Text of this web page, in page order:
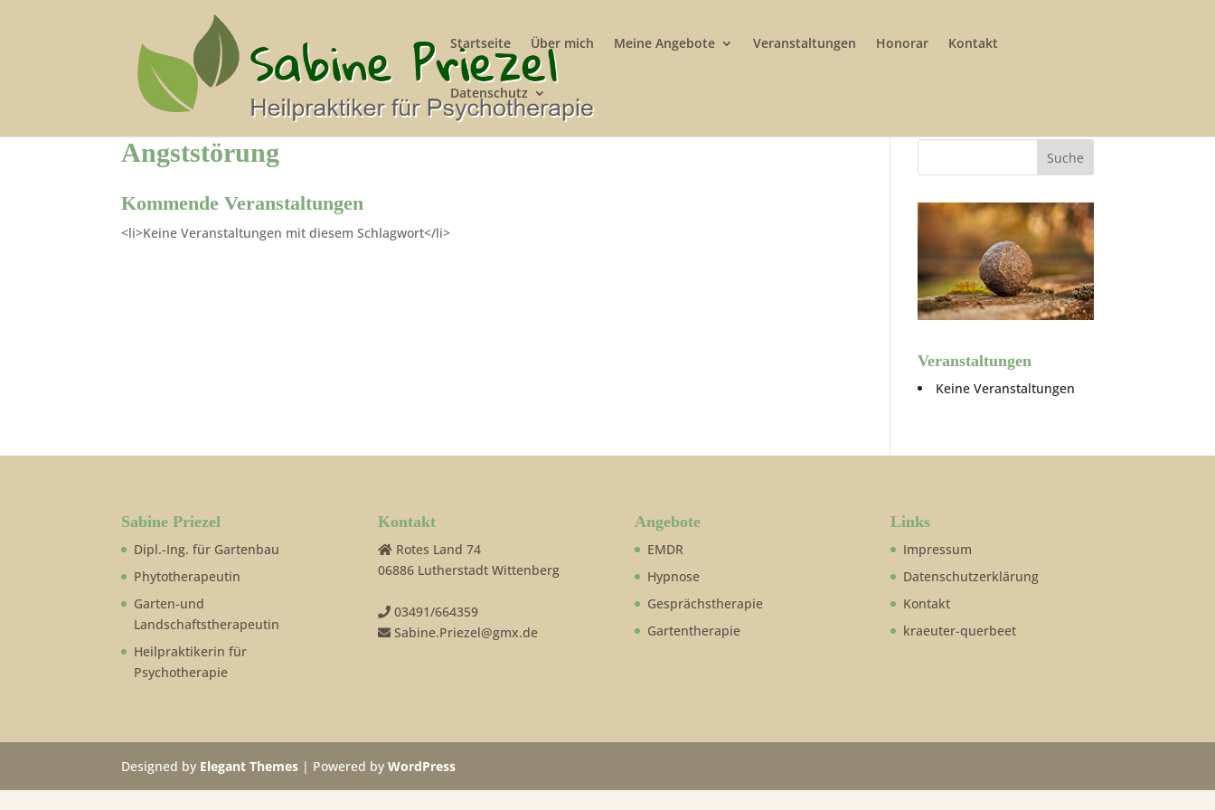
Startseite Über mich Meine Angebote Veranstaltungen Honorar Kontakt
Datenschutz
Angststörung
Kommende Veranstaltungen
<li>Keine Veranstaltungen mit diesem Schlagwort</li>
Veranstaltungen
Keine Veranstaltungen
Sabine Priezel
Dipl.-Ing. für Gartenbau
Phytotherapeutin
Garten-und
Landschaftstherapeutin
Heilpraktikerin für
Psychotherapie
Kontakt
Rotes Land 74
06886 Lutherstadt Wittenberg
03491/664359
Sabine.Priezel@gmx.de
Angebote
EMDR
Hypnose
Gesprächstherapie
Gartentherapie
Links
Impressum
Datenschutzerklärung
Kontakt
kraeuter-querbeet
Designed by Elegant Themes | Powered byWordPress